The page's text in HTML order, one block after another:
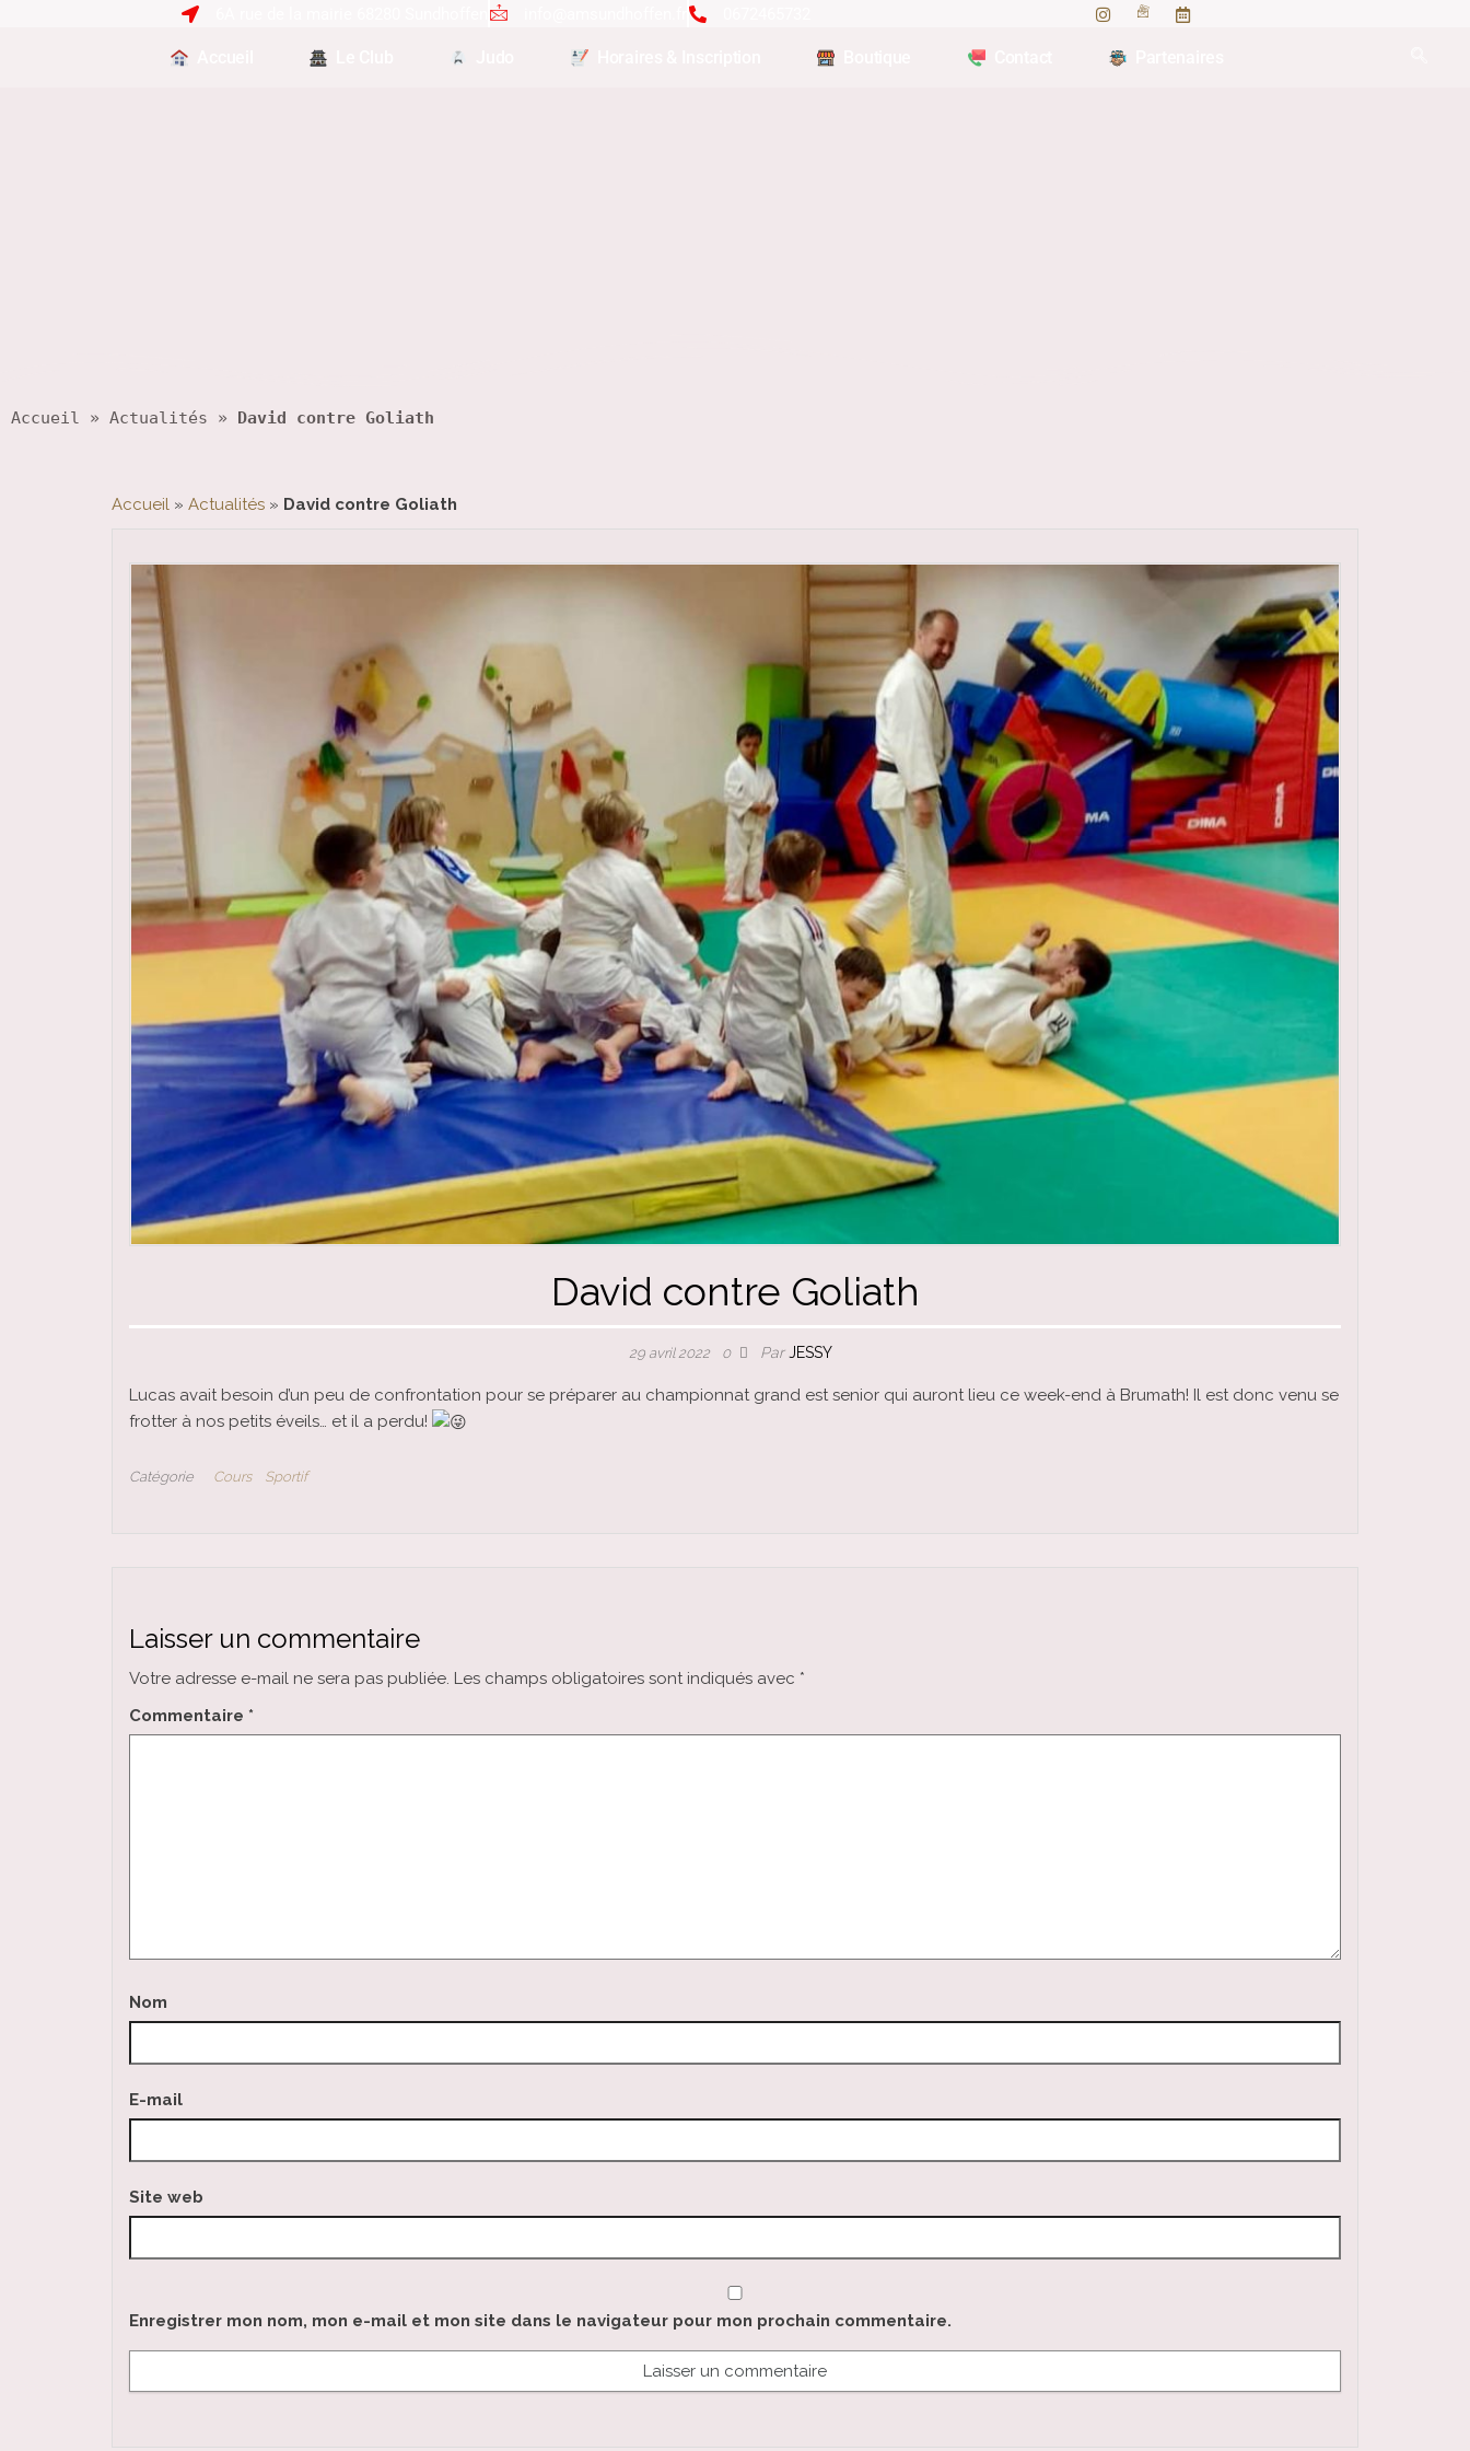
Accueil » Actualités » David contre Goliath
Accueil » Actualités » David contre Goliath
David contre Goliath
29 avril 2022 0 ParJESSY
Lucas avait besoin d’un peu de confrontation pour se préparer au championnat grand est senior qui auront lieu ce week-end à Brumath! Il est donc venu se
frotter à nos petits éveils… et il a perdu!
Catégorie Cours Sportif
Laisser un commentaire
Votre adresse e-mail ne sera pas publiée. Les champs obligatoires sont indiqués avec *
Commentaire *
Nom
E-mail
Site web
Enregistrer mon nom, mon e-mail et mon site dans le navigateur pour mon prochain commentaire.